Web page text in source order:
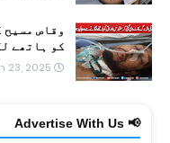
وقاص مسیح
کو ہاتھے
23, 2025
📢 Advertise With Us